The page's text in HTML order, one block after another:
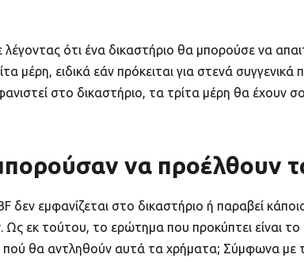
λέγοντας ότι ένα δικαστήριο θα μπορούσε να
μέρη, ειδικά εάν πρόκειται για στενά
στο δικαστήριο, τα τρίτα μέρη θα έχουν
να προέλθουν
δεν εμφανίζεται στο δικαστήριο ή παραβεί
Ως εκ τούτου, το ερώτημα που προκύπτει είναι
θα αντληθούν αυτά τα χρήματα; Σύμφωνα με